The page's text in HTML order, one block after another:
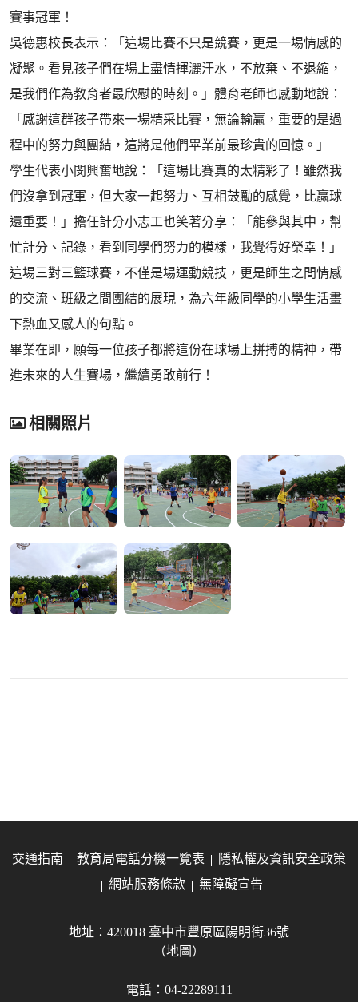
賽事冠軍！
吳德惠校長表示：「這場比賽不只是競賽，更是一場情感的
凝聚。看見孩子們在場上盡情揮灑汗水，不放棄、不退縮，
是我們作為教育者最欣慰的時刻。」體育老師也感動地說：
「感謝這群孩子帶來一場精采比賽，無論輸贏，重要的是過
程中的努力與團結，這將是他們畢業前最珍貴的回憶。」
學生代表小閔興奮地說：「這場比賽真的太精彩了！雖然我
們沒拿到冠軍，但大家一起努力、互相鼓勵的感覺，比贏球
還重要！」擔任計分小志工也笑著分享：「能參與其中，幫
忙計分、記錄，看到同學們努力的模樣，我覺得好榮幸！」
這場三對三籃球賽，不僅是場運動競技，更是師生之間情感
的交流、班級之間團結的展現，為六年級同學的小學生活畫
下熱血又感人的句點。
畢業在即，願每一位孩子都將這份在球場上拼搏的精神，帶
進未來的人生賽場，繼續勇敢前行！
相關照片
交通指南 教育局電話分機一覽表
隱私權及資訊安全政策
網站服務條款
無障礙宣告
地址：420018 臺中市豐原區陽明街36號
（地圖）
電話：04-22289111